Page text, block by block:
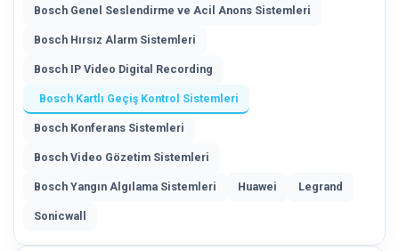
Bosch Genel Seslendirme ve Acil Anons Sistemleri
Bosch Hırsız Alarm Sistemleri
Bosch IP Video Digital Recording
Bosch Kartlı Geçiş Kontrol Sistemleri
Bosch Konferans Sistemleri
Bosch Video Gözetim Sistemleri
Bosch Yangın Algılama Sistemleri Huawei Legrand
Sonicwall